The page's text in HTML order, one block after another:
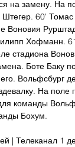
на замену. На
60'
Воновия
Хофманн.
стадиона
Боте Баку
Вольфсбург
На поле
команды
Бохум.
| Телеканал 1